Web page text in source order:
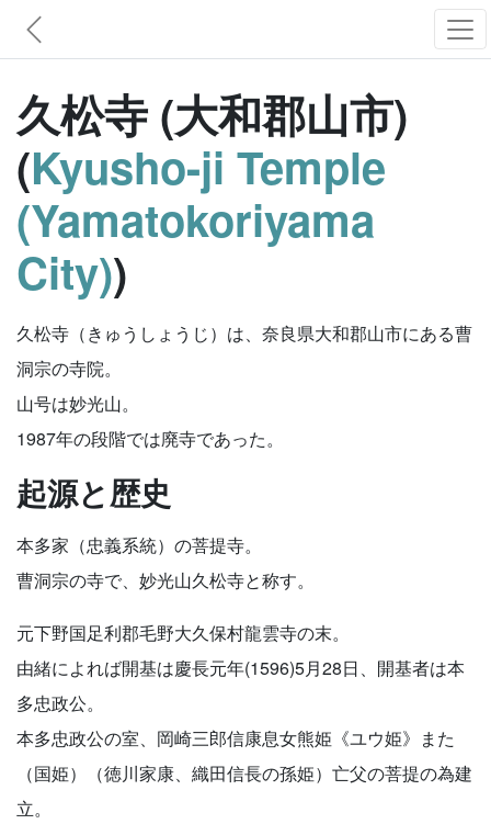
久松寺 (大和郡山市)
(Kyusho-ji Temple
(Yamatokoriyama
City))
久松寺（きゅうしょうじ）は、奈良県大和郡山市にある曹
洞宗の寺院。
山号は妙光山。
1987年の段階では廃寺であった。
起源と歴史
本多家（忠義系統）の菩提寺。
曹洞宗の寺で、妙光山久松寺と称す。
元下野国足利郡毛野大久保村龍雲寺の末。
由緒によれば開基は慶長元年(1596)5月28日、開基者は本
多忠政公。
本多忠政公の室、岡崎三郎信康息女熊姫《ユウ姫》また
（国姫）（徳川家康、織田信長の孫姫）亡父の菩提の為建
立。